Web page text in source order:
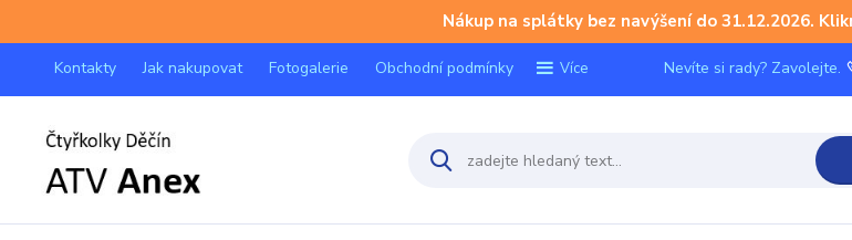
Nákup na splátky bez navýšení do 31.12.2026.
Kontakty Jak nakupovat Fotogalerie Obchodní podmínky Více Nevíte si rady? Zavolejte.